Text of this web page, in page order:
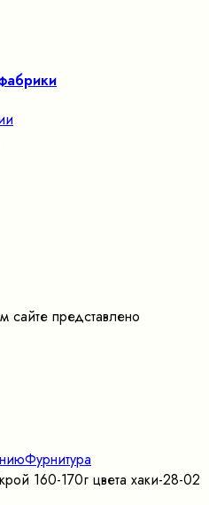
сайте представлено
Фурнитура
160-170г цвета хаки-28-02